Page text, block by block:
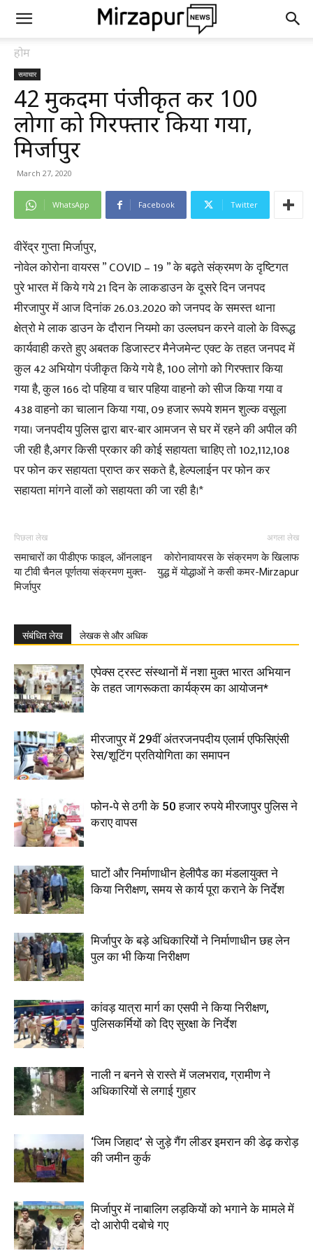
होम
समाचार
42 मुकदमा पंजीकृत कर 100
लोगों को गिरफ्तार किया गया,
मिर्जापुर
March 27, 2020
WhatsApp Facebook Twitter
वीरेंद्र गुप्ता मिर्जापुर,
नोवेल कोरोना वायरस ” COVID – 19 ” के बढ़ते संक्रमण के दृष्टिगत
पुरे भारत में किये गये 21 दिन के लाकडाउन के दूसरे दिन जनपद
मीरजापुर में आज दिनांक 26.03.2020 को जनपद के समस्त थाना
क्षेत्रो मे लाक डाउन के दौरान नियमो का उल्लघन करने वालो के विरूद्ध
कार्यवाही करते हुए अबतक डिजास्टर मैनेजमेन्ट एक्ट के तहत जनपद में
कुल 42 अभियोग पंजीकृत किये गये है, 100 लोगो को गिरफ्तार किया
गया है, कुल 166 दो पहिया व चार पहिया वाहनो को सीज किया गया व
438 वाहनो का चालान किया गया, 09 हजार रूपये शमन शुल्क वसूला
गया। जनपदीय पुलिस द्वारा बार-बार आमजन से घर में रहने की अपील की
जी रही है,अगर किसी प्रकार की कोई सहायता चाहिए तो 102,112,108
पर फोन कर सहायता प्राप्त कर सकते है, हेल्पलाईन पर फोन कर
सहायता मांगने वालों को सहायता की जा रही है।*
पिछला लेख
समाचारों का पीडीएफ फाइल, ऑनलाइन
या टीवी चैनल पूर्णतया संक्रमण मुक्त-
मिर्जापुर
अगला लेख
कोरोनावायरस के संक्रमण के खिलाफ
युद्ध में योद्धाओं ने कसी कमर-Mirzapur
संबंधित लेख लेखक से और अधिक
एपेक्स ट्रस्ट संस्थानों में नशा मुक्त भारत अभियान
के तहत जागरूकता कार्यक्रम का आयोजन*
मीरजापुर में 29वीं अंतरजनपदीय एलार्म एफिसिएंसी
रेस/शूटिंग प्रतियोगिता का समापन
फोन-पे से ठगी के 50 हजार रुपये मीरजापुर पुलिस ने
कराए वापस
घाटों और निर्माणाधीन हेलीपैड का मंडलायुक्त ने
किया निरीक्षण, समय से कार्य पूरा कराने के निर्देश
मिर्जापुर के बड़े अधिकारियों ने निर्माणाधीन छह लेन
पुल का भी किया निरीक्षण
कांवड़ यात्रा मार्ग का एसपी ने किया निरीक्षण,
पुलिसकर्मियों को दिए सुरक्षा के निर्देश
नाली न बनने से रास्ते में जलभराव, ग्रामीण ने
अधिकारियों से लगाई गुहार
‘जिम जिहाद’ से जुड़े गैंग लीडर इमरान की डेढ़ करोड़
की जमीन कुर्क
मिर्जापुर में नाबालिग लड़कियों को भगाने के मामले में
दो आरोपी दबोचे गए